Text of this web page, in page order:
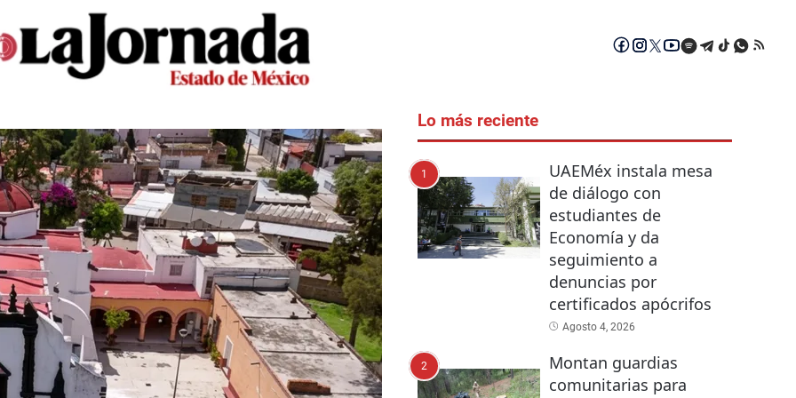
Lo más reciente
1
UAEMéx instala mesa
de diálogo con
estudiantes de
Economía y da
seguimiento a
denuncias por
certificados apócrifos
Agosto 4, 2026
2
Montan guardias
comunitarias para